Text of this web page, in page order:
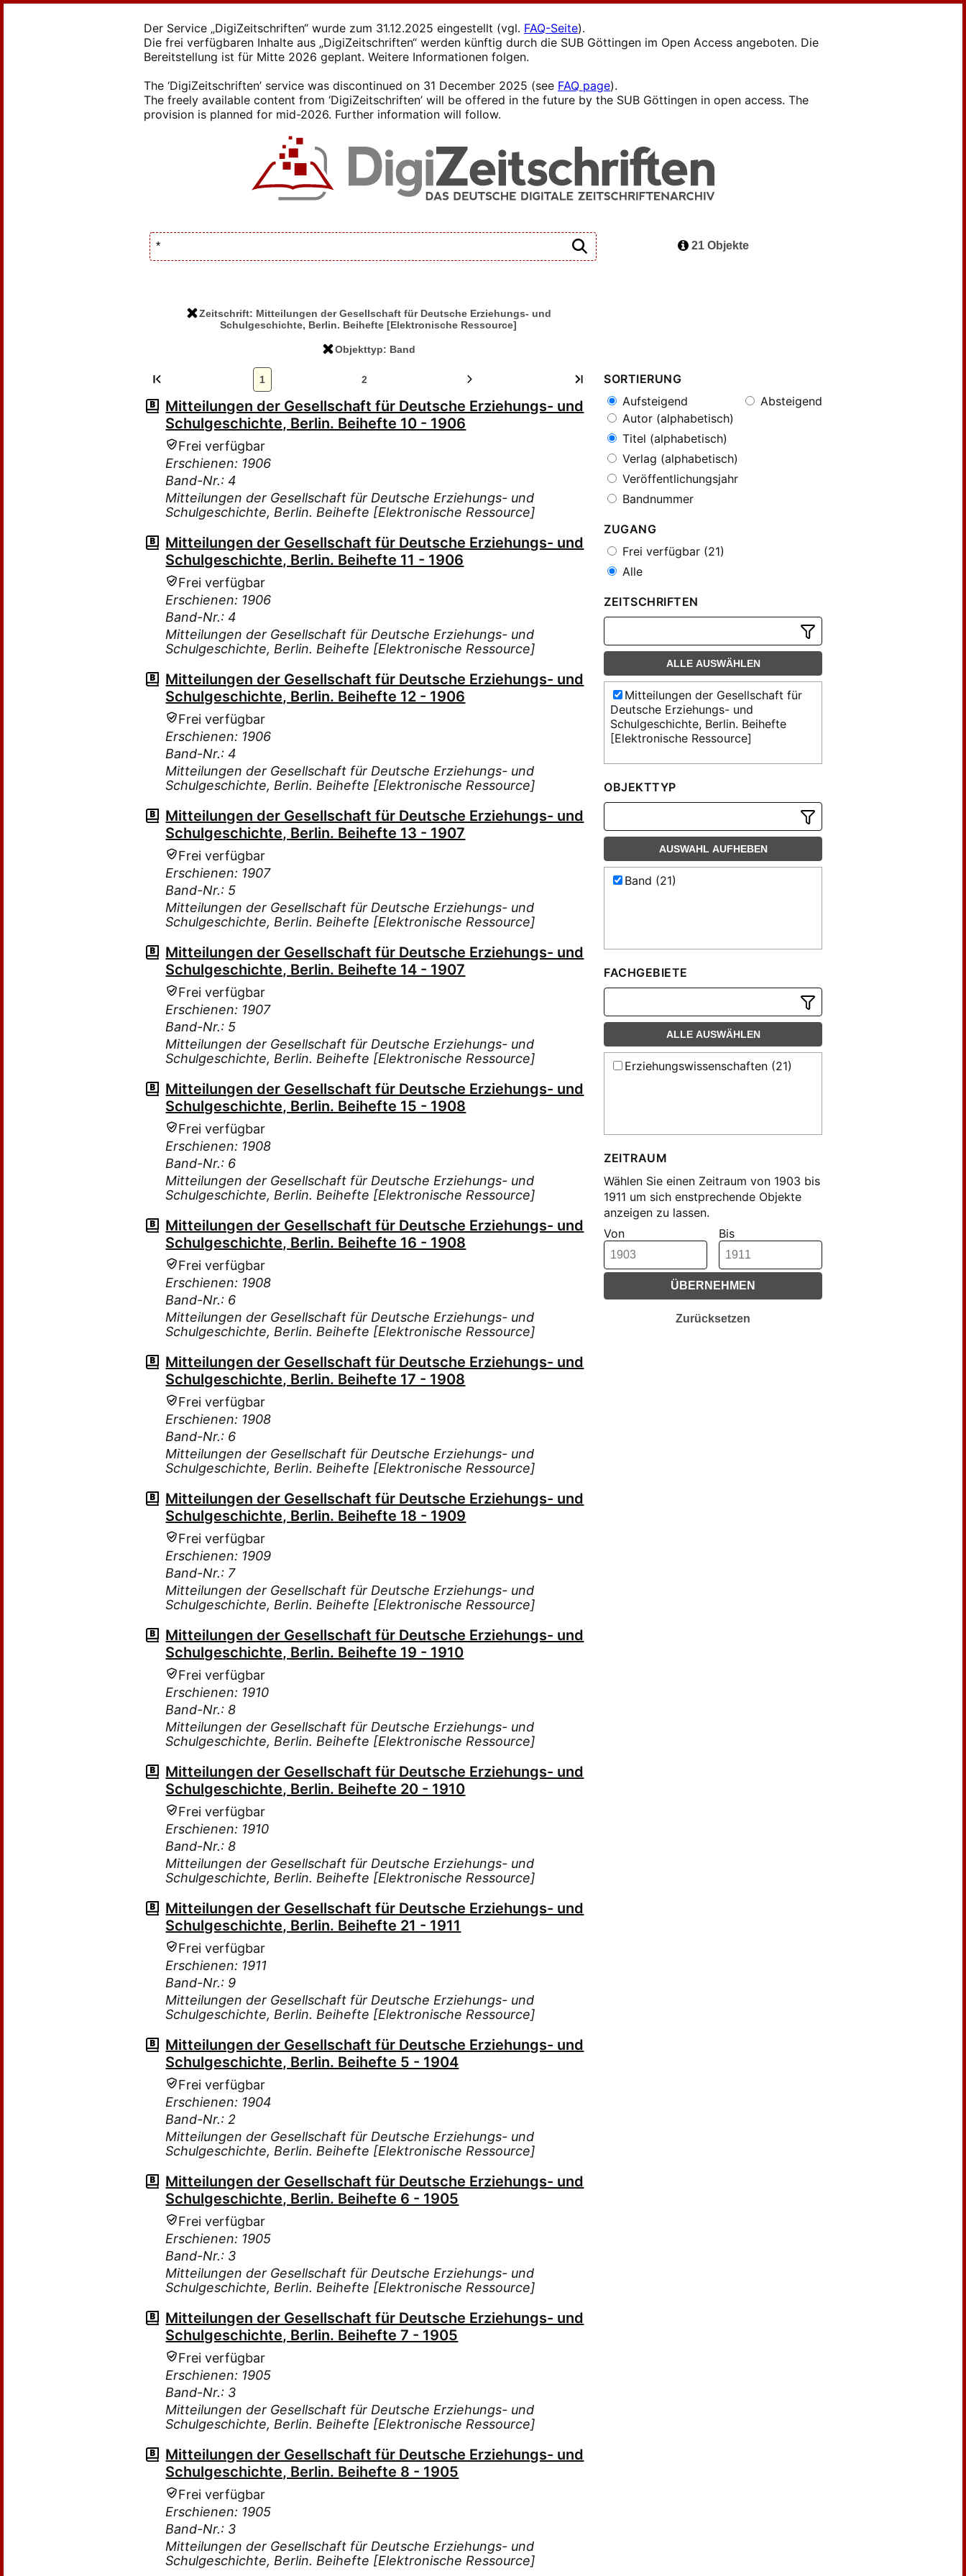
Der Service „DigiZeitschriften“ wurde zum 31.12.2025 eingestellt (vgl. FAQ-Seite).
Die frei verfügbaren Inhalte aus „DigiZeitschriften“ werden künftig durch die SUB Göttingen im Open Access angeboten. Die
Bereitstellung ist für Mitte 2026 geplant. Weitere Informationen folgen.
The ‘DigiZeitschriften’ service was discontinued on 31 December 2025 (see FAQ page).
The freely available content from ‘DigiZeitschriften’ will be offered in the future by the SUB Göttingen in open access. The
provision is planned for mid-2026. Further information will follow.
Zeitschrift: Mitteilungen der Gesellschaft für Deutsche Erziehungs- und
Schulgeschichte, Berlin. Beihefte [Elektronische Ressource]
Objekttyp: Band
21 Objekte
1 2
Mitteilungen der Gesellschaft für Deutsche Erziehungs- und
Schulgeschichte, Berlin. Beihefte 10 - 1906
Frei verfügbar
Erschienen: 1906
Band-Nr.: 4
Mitteilungen der Gesellschaft für Deutsche Erziehungs- und
Schulgeschichte, Berlin. Beihefte [Elektronische Ressource]
Mitteilungen der Gesellschaft für Deutsche Erziehungs- und
Schulgeschichte, Berlin. Beihefte 11 - 1906
Frei verfügbar
Erschienen: 1906
Band-Nr.: 4
Mitteilungen der Gesellschaft für Deutsche Erziehungs- und
Schulgeschichte, Berlin. Beihefte [Elektronische Ressource]
Mitteilungen der Gesellschaft für Deutsche Erziehungs- und
Schulgeschichte, Berlin. Beihefte 12 - 1906
Frei verfügbar
Erschienen: 1906
Band-Nr.: 4
Mitteilungen der Gesellschaft für Deutsche Erziehungs- und
Schulgeschichte, Berlin. Beihefte [Elektronische Ressource]
Mitteilungen der Gesellschaft für Deutsche Erziehungs- und
Schulgeschichte, Berlin. Beihefte 13 - 1907
Frei verfügbar
Erschienen: 1907
Band-Nr.: 5
Mitteilungen der Gesellschaft für Deutsche Erziehungs- und
Schulgeschichte, Berlin. Beihefte [Elektronische Ressource]
Mitteilungen der Gesellschaft für Deutsche Erziehungs- und
Schulgeschichte, Berlin. Beihefte 14 - 1907
Frei verfügbar
Erschienen: 1907
Band-Nr.: 5
Mitteilungen der Gesellschaft für Deutsche Erziehungs- und
Schulgeschichte, Berlin. Beihefte [Elektronische Ressource]
Mitteilungen der Gesellschaft für Deutsche Erziehungs- und
Schulgeschichte, Berlin. Beihefte 15 - 1908
Frei verfügbar
Erschienen: 1908
Band-Nr.: 6
Mitteilungen der Gesellschaft für Deutsche Erziehungs- und
Schulgeschichte, Berlin. Beihefte [Elektronische Ressource]
Mitteilungen der Gesellschaft für Deutsche Erziehungs- und
Schulgeschichte, Berlin. Beihefte 16 - 1908
Frei verfügbar
Erschienen: 1908
Band-Nr.: 6
Mitteilungen der Gesellschaft für Deutsche Erziehungs- und
Schulgeschichte, Berlin. Beihefte [Elektronische Ressource]
Mitteilungen der Gesellschaft für Deutsche Erziehungs- und
Schulgeschichte, Berlin. Beihefte 17 - 1908
Frei verfügbar
Erschienen: 1908
Band-Nr.: 6
Mitteilungen der Gesellschaft für Deutsche Erziehungs- und
Schulgeschichte, Berlin. Beihefte [Elektronische Ressource]
Mitteilungen der Gesellschaft für Deutsche Erziehungs- und
Schulgeschichte, Berlin. Beihefte 18 - 1909
Frei verfügbar
Erschienen: 1909
Band-Nr.: 7
Mitteilungen der Gesellschaft für Deutsche Erziehungs- und
Schulgeschichte, Berlin. Beihefte [Elektronische Ressource]
Mitteilungen der Gesellschaft für Deutsche Erziehungs- und
Schulgeschichte, Berlin. Beihefte 19 - 1910
Frei verfügbar
Erschienen: 1910
Band-Nr.: 8
Mitteilungen der Gesellschaft für Deutsche Erziehungs- und
Schulgeschichte, Berlin. Beihefte [Elektronische Ressource]
Mitteilungen der Gesellschaft für Deutsche Erziehungs- und
Schulgeschichte, Berlin. Beihefte 20 - 1910
Frei verfügbar
Erschienen: 1910
Band-Nr.: 8
Mitteilungen der Gesellschaft für Deutsche Erziehungs- und
Schulgeschichte, Berlin. Beihefte [Elektronische Ressource]
Mitteilungen der Gesellschaft für Deutsche Erziehungs- und
Schulgeschichte, Berlin. Beihefte 21 - 1911
Frei verfügbar
Erschienen: 1911
Band-Nr.: 9
Mitteilungen der Gesellschaft für Deutsche Erziehungs- und
Schulgeschichte, Berlin. Beihefte [Elektronische Ressource]
Mitteilungen der Gesellschaft für Deutsche Erziehungs- und
Schulgeschichte, Berlin. Beihefte 5 - 1904
Frei verfügbar
Erschienen: 1904
Band-Nr.: 2
Mitteilungen der Gesellschaft für Deutsche Erziehungs- und
Schulgeschichte, Berlin. Beihefte [Elektronische Ressource]
Mitteilungen der Gesellschaft für Deutsche Erziehungs- und
Schulgeschichte, Berlin. Beihefte 6 - 1905
Frei verfügbar
Erschienen: 1905
Band-Nr.: 3
Mitteilungen der Gesellschaft für Deutsche Erziehungs- und
Schulgeschichte, Berlin. Beihefte [Elektronische Ressource]
Mitteilungen der Gesellschaft für Deutsche Erziehungs- und
Schulgeschichte, Berlin. Beihefte 7 - 1905
Frei verfügbar
Erschienen: 1905
Band-Nr.: 3
Mitteilungen der Gesellschaft für Deutsche Erziehungs- und
Schulgeschichte, Berlin. Beihefte [Elektronische Ressource]
Mitteilungen der Gesellschaft für Deutsche Erziehungs- und
Schulgeschichte, Berlin. Beihefte 8 - 1905
Frei verfügbar
Erschienen: 1905
Band-Nr.: 3
Mitteilungen der Gesellschaft für Deutsche Erziehungs- und
Schulgeschichte, Berlin. Beihefte [Elektronische Ressource]
SORTIERUNG
Aufsteigend
Absteigend
Autor (alphabetisch)
Titel (alphabetisch)
Verlag (alphabetisch)
Veröffentlichungsjahr
Bandnummer
ZUGANG
Frei verfügbar (21)
Alle
ZEITSCHRIFTEN
ALLE AUSWÄHLEN
Mitteilungen der Gesellschaft für
Deutsche Erziehungs- und
Schulgeschichte, Berlin. Beihefte
[Elektronische Ressource]
OBJEKTTYP
AUSWAHL AUFHEBEN
Band (21)
FACHGEBIETE
ALLE AUSWÄHLEN
Erziehungswissenschaften (21)
ZEITRAUM
Wählen Sie einen Zeitraum von 1903 bis
1911 um sich enstprechende Objekte
anzeigen zu lassen.
Von
Bis
ÜBERNEHMEN
Zurücksetzen